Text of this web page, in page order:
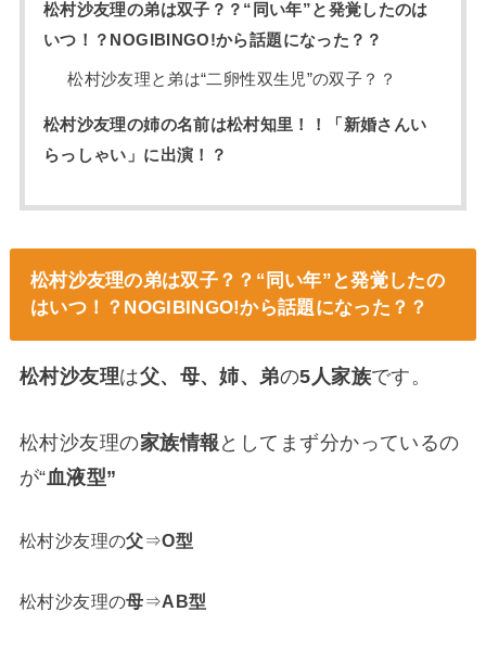
松村沙友理の弟は双子？？“同い年”と発覚したのは
いつ！？NOGIBINGO!から話題になった？？
松村沙友理と弟は“二卵性双生児”の双子？？
松村沙友理の姉の名前は松村知里！！「新婚さんい
らっしゃい」に出演！？
松村沙友理の弟は双子？？“同い年”と発覚したの
はいつ！？NOGIBINGO!から話題になった？？
松村沙友理は父、母、姉、弟の5人家族です。
松村沙友理の家族情報 としてまず分かっているの
が“血液型”
松村沙友理の父⇒O型
松村沙友理の母⇒AB型